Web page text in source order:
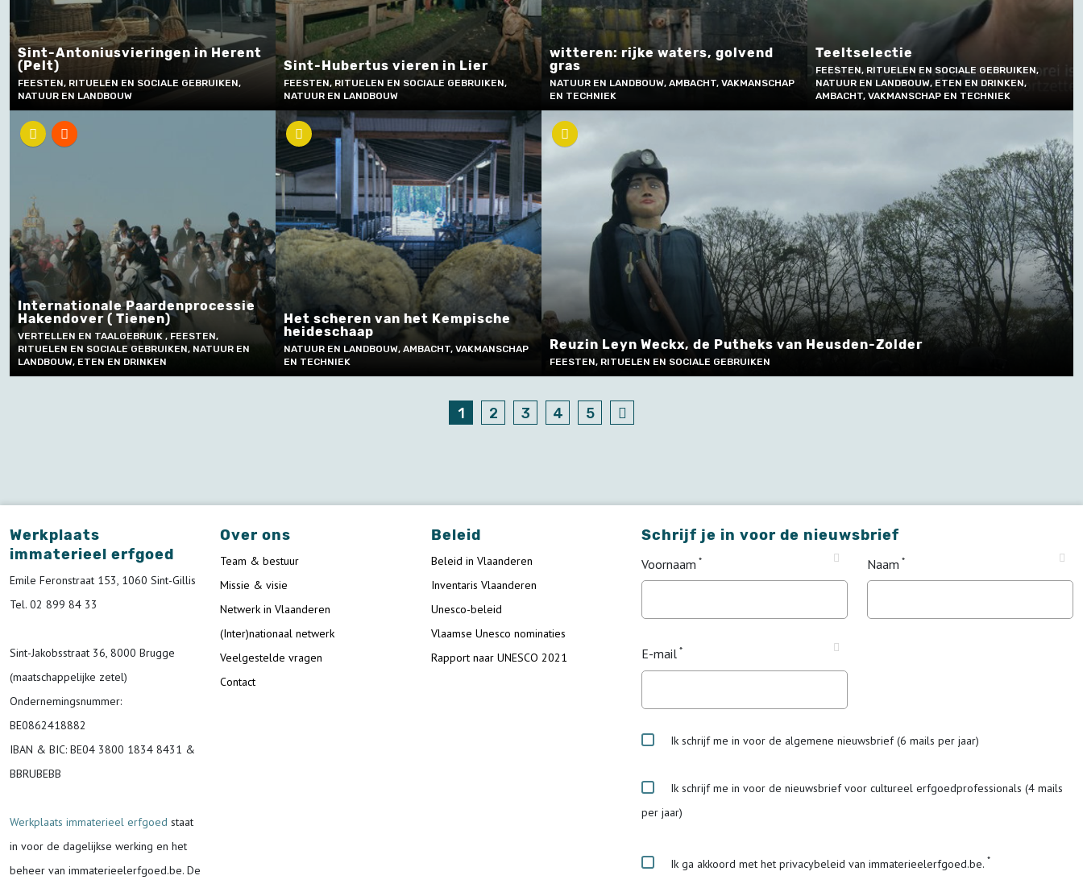
Sint-Antoniusvieringen in Herent
(Pelt)
FEESTEN, RITUELEN EN SOCIALE GEBRUIKEN,
NATUUR EN LANDBOUW
Sint-Hubertus vieren in Lier
FEESTEN, RITUELEN EN SOCIALE GEBRUIKEN,
NATUUR EN LANDBOUW
witteren: rijke waters, golvend
gras
NATUUR EN LANDBOUW, AMBACHT, VAKMANSCHAP
EN TECHNIEK
Teeltselectie
FEESTEN, RITUELEN EN SOCIALE GEBRUIKEN,
NATUUR EN LANDBOUW, ETEN EN DRINKEN,
AMBACHT, VAKMANSCHAP EN TECHNIEK
Internationale Paardenprocessie
Hakendover ( Tienen)
VERTELLEN EN TAALGEBRUIK , FEESTEN,
RITUELEN EN SOCIALE GEBRUIKEN, NATUUR EN
LANDBOUW, ETEN EN DRINKEN
Reuzin Leyn Weckx, de Putheks van Heusden-Zolder
FEESTEN, RITUELEN EN SOCIALE GEBRUIKEN
Het scheren van het Kempische
heideschaap
NATUUR EN LANDBOUW, AMBACHT, VAKMANSCHAP
EN TECHNIEK
1 2 3 4 5
Werkplaats
immaterieel erfgoed
Emile Feronstraat 153, 1060 Sint-Gillis
Tel. 02 899 84 33
Sint-Jakobsstraat 36, 8000 Brugge
(maatschappelijke zetel)
Ondernemingsnummer:
BE0862418882
IBAN & BIC: BE04 3800 1834 8431 &
BBRUBEBB
Werkplaats immaterieel erfgoed staat
in voor de dagelijkse werking en het
beheer van immaterieelerfgoed.be. De
Over ons
Team & bestuur
Missie & visie
Netwerk in Vlaanderen
(Inter)nationaal netwerk
Veelgestelde vragen
Contact
Beleid
Beleid in Vlaanderen
Inventaris Vlaanderen
Unesco-beleid
Vlaamse Unesco nominaties
Rapport naar UNESCO 2021
Schrijf je in voor de nieuwsbrief
Voornaam Naam
E-mail
Ik schrijf me in voor de algemene nieuwsbrief (6 mails per jaar)
Ik schrijf me in voor de nieuwsbrief voor cultureel erfgoedprofessionals (4 mails
per jaar)
Ik ga akkoord met het privacybeleid van immaterieelerfgoed.be.